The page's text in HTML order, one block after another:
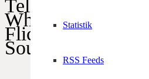
Statistik
RSS Feeds
Telegram
WhatsApp
Flickr
SoundCloud